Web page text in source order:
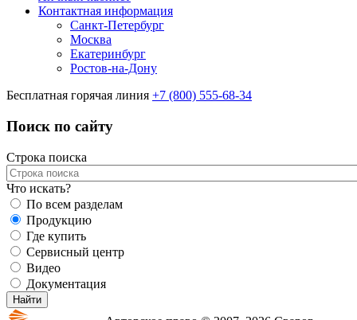
Контактная информация
Санкт-Петербург
Москва
Екатеринбург
Ростов-на-Дону
Бесплатная горячая линия +7 (800) 555-68-34
Поиск по сайту
Строка поиска
Что искать?
По всем разделам
Продукцию
Где купить
Сервисный центр
Видео
Документация